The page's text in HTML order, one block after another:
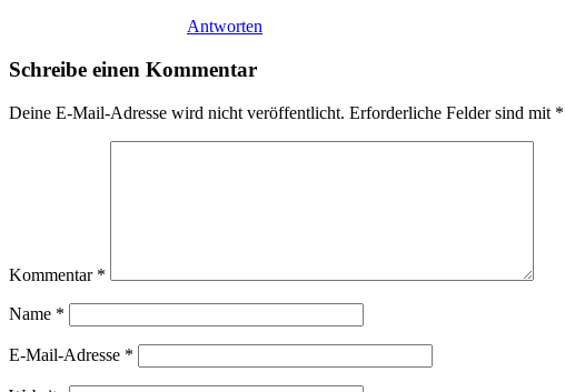
Antworten
Schreibe einen Kommentar
Deine E-Mail-Adresse wird nicht veröffentlicht. Erforderliche Felder sind mit *
Kommentar *
Name *
E-Mail-Adresse *